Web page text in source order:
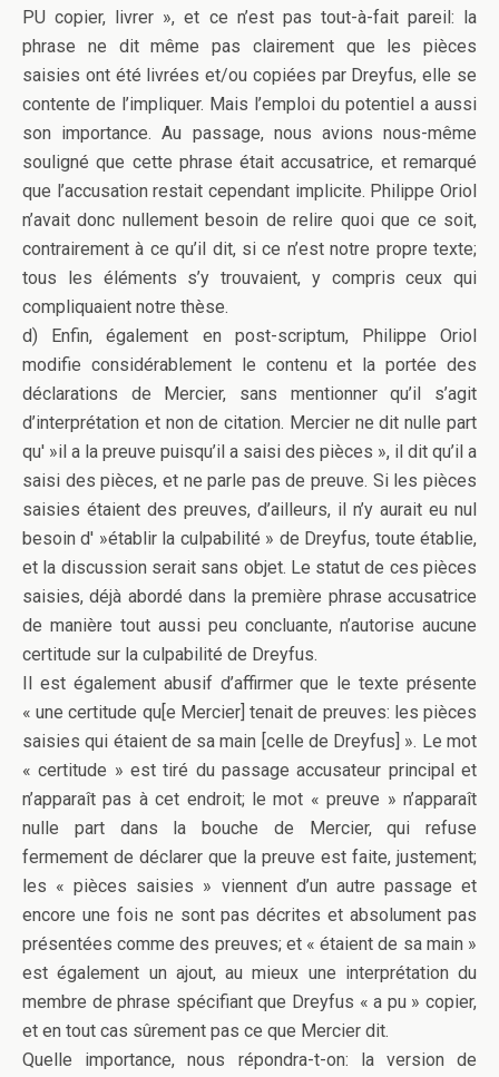
PU copier, livrer », et ce n’est pas tout-à-fait pareil: la
phrase ne dit même pas clairement que les pièces
saisies ont été livrées et/ou copiées par Dreyfus, elle se
contente de l’impliquer. Mais l’emploi du potentiel a aussi
son importance. Au passage, nous avions nous-même
souligné que cette phrase était accusatrice, et remarqué
que l’accusation restait cependant implicite. Philippe Oriol
n’avait donc nullement besoin de relire quoi que ce soit,
contrairement à ce qu’il dit, si ce n’est notre propre texte;
tous les éléments s’y trouvaient, y compris ceux qui
compliquaient notre thèse.
d) Enfin, également en post-scriptum, Philippe Oriol
modifie considérablement le contenu et la portée des
déclarations de Mercier, sans mentionner qu’il s’agit
d’interprétation et non de citation. Mercier ne dit nulle part
qu' »il a la preuve puisqu’il a saisi des pièces », il dit qu’il a
saisi des pièces, et ne parle pas de preuve. Si les pièces
saisies étaient des preuves, d’ailleurs, il n’y aurait eu nul
besoin d' »établir la culpabilité » de Dreyfus, toute établie,
et la discussion serait sans objet. Le statut de ces pièces
saisies, déjà abordé dans la première phrase accusatrice
de manière tout aussi peu concluante, n’autorise aucune
certitude sur la culpabilité de Dreyfus.
Il est également abusif d’affirmer que le texte présente
« une certitude qu[e Mercier] tenait de preuves: les pièces
saisies qui étaient de sa main [celle de Dreyfus] ». Le mot
« certitude » est tiré du passage accusateur principal et
n’apparaît pas à cet endroit; le mot « preuve » n’apparaît
nulle part dans la bouche de Mercier, qui refuse
fermement de déclarer que la preuve est faite, justement;
les « pièces saisies » viennent d’un autre passage et
encore une fois ne sont pas décrites et absolument pas
présentées comme des preuves; et « étaient de sa main »
est également un ajout, au mieux une interprétation du
membre de phrase spécifiant que Dreyfus « a pu » copier,
et en tout cas sûrement pas ce que Mercier dit.
Quelle importance, nous répondra-t-on: la version de